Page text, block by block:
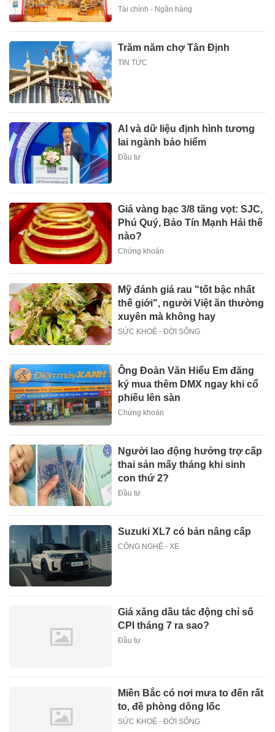
Tài chính - Ngân hàng
Trăm năm chợ Tân Định
TIN TỨC
AI và dữ liệu định hình tương
lai ngành bảo hiểm
Đầu tư
Giá vàng bạc 3/8 tăng vọt: SJC,
Phú Quý, Bảo Tín Mạnh Hải thế
nào?
Chứng khoán
Mỹ đánh giá rau "tốt bậc nhất
thế giới", người Việt ăn thường
xuyên mà không hay
SỨC KHOẺ - ĐỜI SỐNG
Ông Đoàn Văn Hiểu Em đăng
ký mua thêm DMX ngay khi cổ
phiếu lên sàn
Chứng khoán
Người lao động hưởng trợ cấp
thai sản mấy tháng khi sinh
con thứ 2?
Đầu tư
Suzuki XL7 có bản nâng cấp
CÔNG NGHỆ - XE
Giá xăng dầu tác động chỉ số
CPI tháng 7 ra sao?
Đầu tư
Miền Bắc có nơi mưa to đến rất
to, đề phòng dông lốc
SỨC KHOẺ - ĐỜI SỐNG